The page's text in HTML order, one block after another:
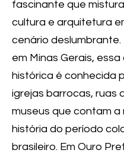
fascinante que
cultura e arquitetura
cenário deslumbrante.
em Minas Gerais,
histórica é conhecida
igrejas barrocas, ruas
museus que contam a
história do período
brasileiro. Em Ouro